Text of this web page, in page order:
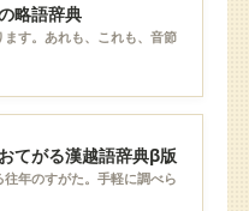
略語辞典
す。あれも、これも、音節
てがる漢越語辞典β版
年のすがた。手軽に調べら